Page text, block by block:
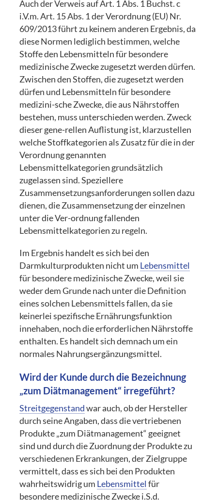
Auch der Verweis auf Art. 1 Abs. 1 Buchst. c
i.V.m. Art. 15 Abs. 1 der Verordnung (EU) Nr.
609/2013 führt zu keinem anderen Ergebnis, da
diese Normen lediglich bestimmen, welche
Stoffe den Lebensmitteln für besondere
medizinische Zwecke zugesetzt werden dürfen.
Zwischen den Stoffen, die zugesetzt werden
dürfen und Lebensmitteln für besondere
medizini-sche Zwecke, die aus Nährstoffen
bestehen, muss unterschieden werden. Zweck
dieser gene-rellen Auflistung ist, klarzustellen
welche Stoffkategorien als Zusatz für die in der
Verordnung genannten
Lebensmittelkategorien grundsätzlich
zugelassen sind. Speziellere
Zusammensetzungsanforderungen sollen dazu
dienen, die Zusammensetzung der einzelnen
unter die Ver-ordnung fallenden
Lebensmittelkategorien zu regeln.
Im Ergebnis handelt es sich bei den
Darmkulturprodukten nicht um Lebensmittel
für besondere medizinische Zwecke, weil sie
weder dem Grunde nach unter die Definition
eines solchen Lebensmittels fallen, da sie
keinerlei spezifische Ernährungsfunktion
innehaben, noch die erforderlichen Nährstoffe
enthalten. Es handelt sich demnach um ein
normales Nahrungsergänzungsmittel.
Wird der Kunde durch die Bezeichnung
„zum Diätmanagement“ irregeführt?
Streitgegenstandwar auch, ob der Hersteller
durch seine Angaben, dass die vertriebenen
Produkte „zum Diätmanagement“ geeignet
sind und durch die Zuordnung der Produkte zu
verschiedenen Erkrankungen, der Zielgruppe
vermittelt, dass es sich bei den Produkten
wahrheitswidrig um Lebensmittel für
besondere medizinische Zwecke i.S.d.